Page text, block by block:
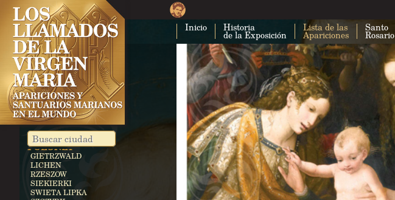
Inicio Historia
de la Exposición
Lista de las
Apariciones
Santo
Rosario
GOZO
LÍBANO
BECHWAT
LITUANIA
SILUVA
MÉJICO
GUADALUPE
OCOTLAN
NICARAGUA
CUAPA
PARAGUAY
CAACUPÉ
POLONIA
GIETRZWALD
LICHEN
RZESZOW
SIEKIERKI
SWIETA LIPKA